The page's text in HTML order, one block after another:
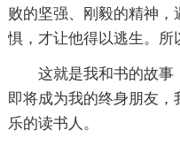
败的坚强、刚毅的精神
惧，才让他得以逃生。所
这就是我和书的故事
即将成为我的终身朋友
乐的读书人。